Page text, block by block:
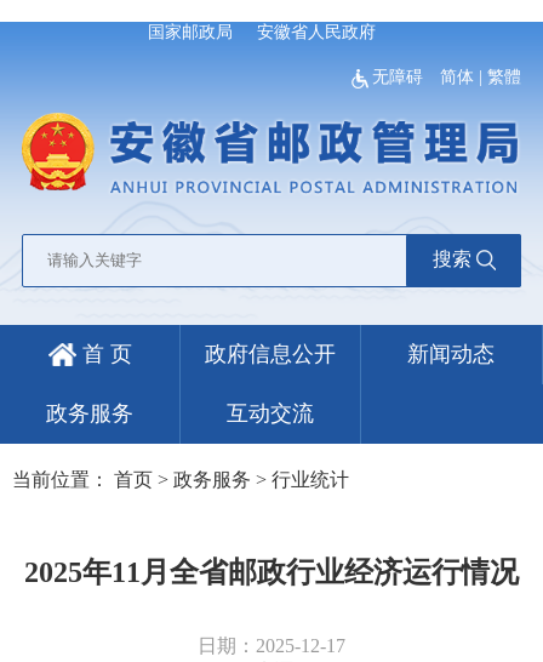
国家邮政局 安徽省人民政府
无障碍 简体 |繁體
搜索
首 页 政府信息公开 新闻动态
政务服务 互动交流
当前位置： 首页 > 政务服务 > 行业统计
2025年11月全省邮政行业经济运行情况
日期：2025-12-17